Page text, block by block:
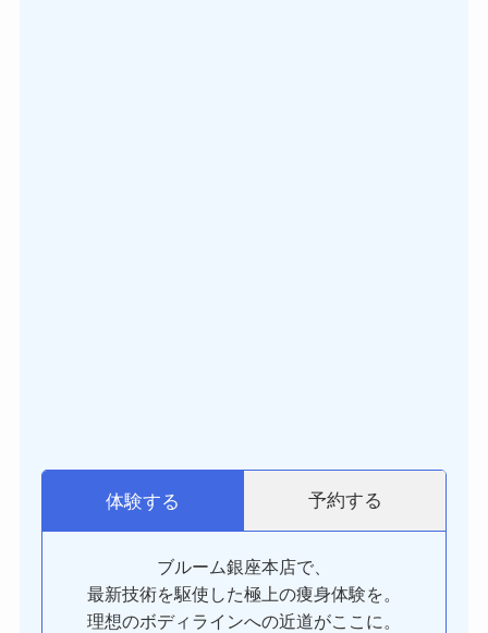
体験する 予約する
ブルーム銀座本店で、
最新技術を駆使した極上の痩身体験を。
理想のボディラインへの近道がここに。